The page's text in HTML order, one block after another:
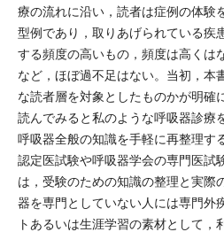
療の流れに沿い，読者は症例の体験
型例であり，取りあげられている疾
する頻度の高いもの，頻度は高くは
など，ほぼ過不足はない。当初，本
な読者層を対象としたものかが明確
読んでみると私のような呼吸器診療
呼吸器全般の知識を手軽に再整理す
認定医試験や呼吸器学会の専門医試
は，受験のための知識の整理と実際
器を専門としていない人には専門外
トあるいは生涯学習の素材として，